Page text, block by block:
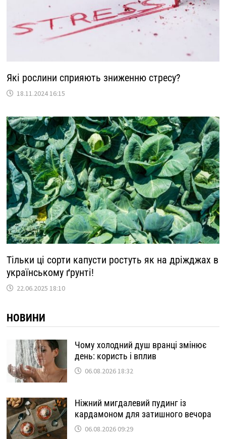
Які рослини сприяють зниженню стресу?
18.11.2024 16:15
Тільки ці сорти капусти ростуть як на дріжджах в
українському ґрунті!
22.06.2025 18:10
НОВИНИ
Чому холодний душ вранці змінює
день: користь і вплив
06.08.2026 18:32
Ніжний мигдалевий пудинг із
кардамоном для затишного вечора
06.08.2026 09:29